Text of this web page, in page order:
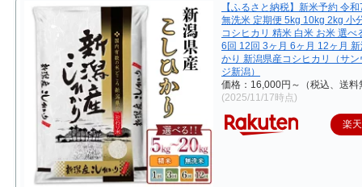
【ふるさと納税】新米予約 令
無洗米 定期便 5kg 10kg 2kg 小
コシヒカリ 精米 白米 お米 選べ
6回 12回 3ヶ月 6ヶ月 12ヶ月
かり 新潟県産コシヒカリ（サ
ジ新潟）
価格：16,000円～（税込、送料
(2025/11/17時点)
楽